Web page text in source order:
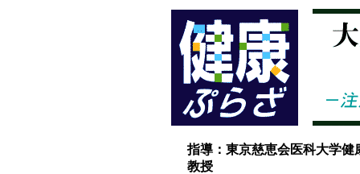
指導：東京慈恵会医科大学
教授